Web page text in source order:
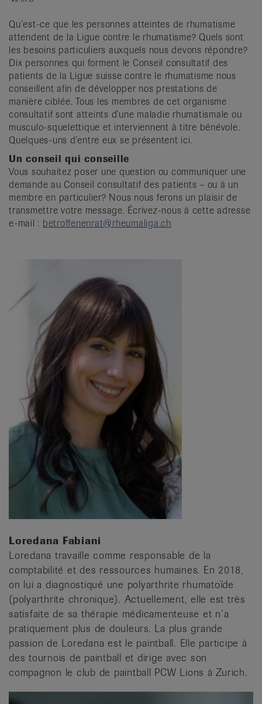
Qu’est-ce que les personnes atteintes de rhumatisme
attendent de la Ligue contre le rhumatisme? Quels sont
les besoins particuliers auxquels nous devons répondre?
Dix personnes qui forment le Conseil consultatif des
patients de la Ligue suisse contre le rhumatisme nous
conseillent afin de développer nos prestations de
manière ciblée. Tous les membres de cet organisme
consultatif sont atteints d’une maladie rhumatismale ou
musculo-squelettique et interviennent à titre bénévole.
Quelques-uns d’entre eux se présentent ici.
Un conseil qui conseille
Vous souhaitez poser une question ou communiquer une
demande au Conseil consultatif des patients – ou à un
membre en particulier? Nous nous ferons un plaisir de
transmettre votre message. Écrivez-nous à cette adresse
e-mail : betroffenenrat@rheumaliga.ch
Loredana Fabiani
Loredana travaille comme responsable de la
comptabilité et des ressources humaines. En 2018,
on lui a diagnostiqué une polyarthrite rhumatoïde
(polyarthrite chronique). Actuellement, elle est très
satisfaite de sa thérapie médicamenteuse et n’a
pratiquement plus de douleurs. La plus grande
passion de Loredana est le paintball. Elle participe à
des tournois de paintball et dirige avec son
compagnon le club de paintball PCW Lions à Zurich.